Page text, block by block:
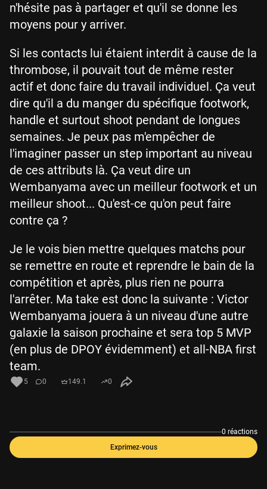
n'hésite pas à partager et qu'il se donne les
moyens pour y arriver.
Si les contacts lui étaient interdit à cause de la
thrombose, il pouvait tout de même rester
actif et donc faire du travail individuel. Ça veut
dire qu'il a du manger du spécifique footwork,
handle et surtout shoot pendant de longues
semaines. Je peux pas m'empêcher de
l'imaginer passer un step important au niveau
de ces attributs là. Ça veut dire un
Wembanyama avec un meilleur footwork et un
meilleur shoot... Qu'est-ce qu'on peut faire
contre ça ?
Je le vois bien mettre quelques matchs pour
se remettre en route et reprendre le bain de la
compétition et après, plus rien ne pourra
l'arrêter. Ma take est donc la suivante : Victor
Wembanyama jouera à un niveau d'une autre
galaxie la saison prochaine et sera top 5 MVP
(en plus de DPOY évidemment) et all-NBA first
team.
5 0 149.1 0
0 réactions
Exprimez-vous